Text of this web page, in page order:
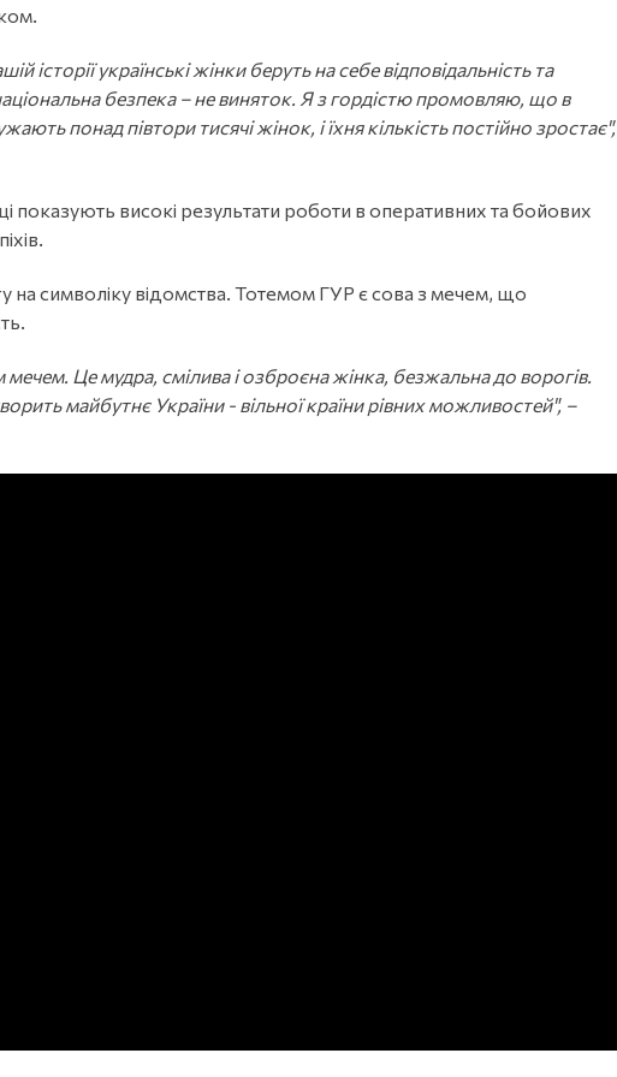
історії українські жінки беруть на себе відповідальність та
безпека – не виняток. Я з гордістю промовляю, що в
понад півтори тисячі жінок, і їхня кількість постійно зростає",
високі результати роботи в оперативних та бойових
на символіку відомства. Тотемом ГУР є сова з мечем, що
мечем. Це мудра, смілива і озброєна жінка, безжальна до ворогів.
майбутнє України - вільної країни рівних можливостей", –